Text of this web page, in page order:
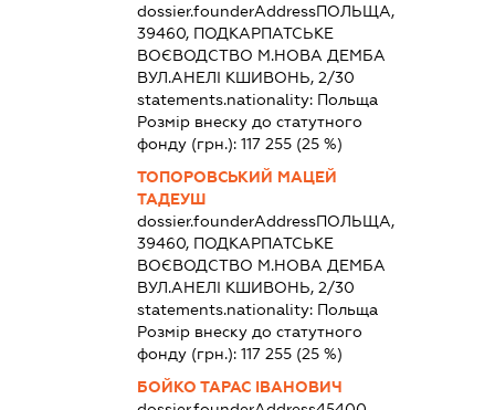
dossier.founderAddressПОЛЬЩА,
39460, ПОДКАРПАТСЬКЕ
ВОЄВОДСТВО М.НОВА ДЕМБА
ВУЛ.АНЕЛІ КШИВОНЬ, 2/30
statements.nationality: Польща
Розмір внеску до статутного
фонду (грн.): 117 255(25 %)
ТОПОРОВСЬКИЙ МАЦЕЙ
ТАДЕУШ
dossier.founderAddressПОЛЬЩА,
39460, ПОДКАРПАТСЬКЕ
ВОЄВОДСТВО М.НОВА ДЕМБА
ВУЛ.АНЕЛІ КШИВОНЬ, 2/30
statements.nationality: Польща
Розмір внеску до статутного
фонду (грн.): 117 255(25 %)
БОЙКО ТАРАС ІВАНОВИЧ